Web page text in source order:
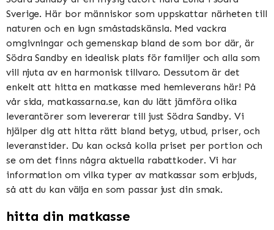
Sverige. Här bor människor som uppskattar närheten till
naturen och en lugn småstadskänsla. Med vackra
omgivningar och gemenskap bland de som bor där, är
Södra Sandby en idealisk plats för familjer och alla som
vill njuta av en harmonisk tillvaro. Dessutom är det
enkelt att hitta en matkasse med hemleverans här! På
vår sida, matkassarna.se, kan du lätt jämföra olika
leverantörer som levererar till just Södra Sandby. Vi
hjälper dig att hitta rätt bland betyg, utbud, priser, och
leveranstider. Du kan också kolla priset per portion och
se om det finns några aktuella rabattkoder. Vi har
information om vilka typer av matkassar som erbjuds,
så att du kan välja en som passar just din smak.
hitta din matkasse